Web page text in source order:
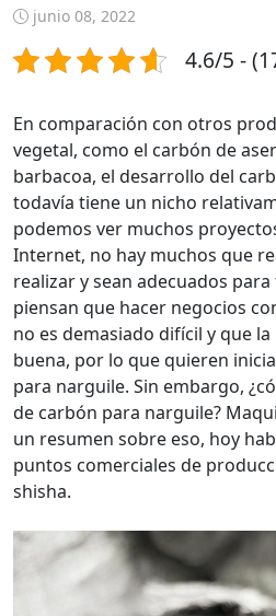
junio 08, 2022
4.6/5 -
En comparación con otros
vegetal, como el carbón de
barbacoa, el desarrollo del
todavía tiene un nicho
podemos ver muchos
Internet, no hay muchos que
realizar y sean adecuados
piensan que hacer negocios
no es demasiado difícil y que
buena, por lo que quieren
para narguile. Sin embargo,
de carbón para narguile?
un resumen sobre eso, hoy
puntos comerciales de
shisha.